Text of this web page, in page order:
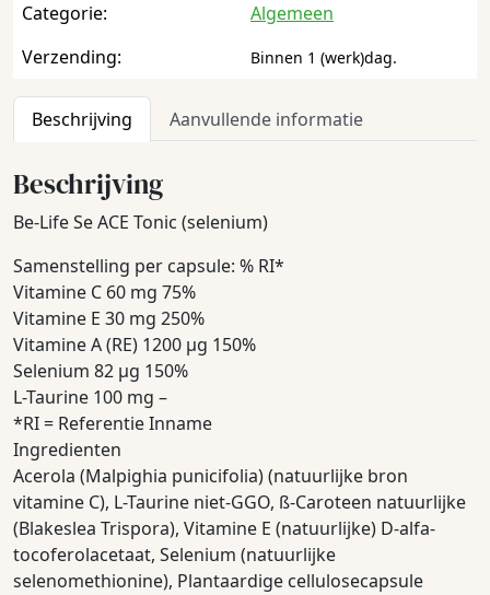
Categorie:
Algemeen
Verzending:
Binnen 1 (werk)dag.
Beschrijving Aanvullende informatie
Beschrijving
Be-Life Se ACE Tonic (selenium)
Samenstelling per capsule: % RI*
Vitamine C 60 mg 75%
Vitamine E 30 mg 250%
Vitamine A (RE) 1200 µg 150%
Selenium 82 µg 150%
L-Taurine 100 mg –
*RI = Referentie Inname
Ingredienten
Acerola (Malpighia punicifolia) (natuurlijke bron
vitamine C), L-Taurine niet-GGO, ß-Caroteen natuurlijke
(Blakeslea Trispora), Vitamine E (natuurlijke) D-alfa-
tocoferolacetaat, Selenium (natuurlijke
selenomethionine), Plantaardige cellulosecapsule